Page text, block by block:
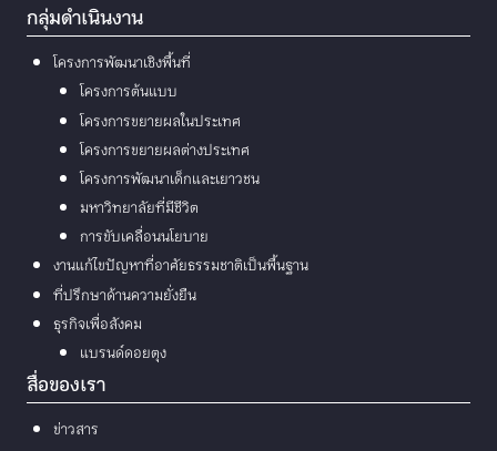
กลุ่มดำเนินงาน
โครงการพัฒนาเชิงพื้นที่
โครงการต้นแบบ
โครงการขยายผลในประเทศ
โครงการขยายผลต่างประเทศ
โครงการพัฒนาเด็กและเยาวชน
มหาวิทยาลัยที่มีชีวิต
การขับเคลื่อนนโยบาย
งานแก้ไขปัญหาที่อาศัยธรรมชาติเป็นพื้นฐาน
ที่ปรึกษาด้านความยั่งยืน
ธุรกิจเพื่อสังคม
แบรนด์ดอยตุง
สื่อของเรา
ข่าวสาร